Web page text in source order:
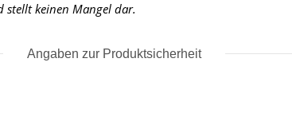
stellt keinen Mangel dar.
Angaben zur Produktsicherheit